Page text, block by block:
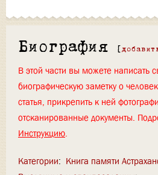
Биография [
В этой части вы можете написать
биографическую заметку о
статья, прикрепить к ней
отсканированные документы.
Инструкцию.
Категории: Книга памяти